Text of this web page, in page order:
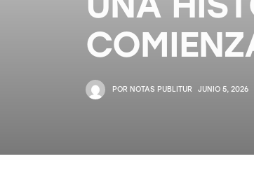
POR NOTAS PUBLITUR JUNIO 5, 2026